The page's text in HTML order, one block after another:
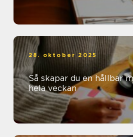
28. oktober 2025
Så skapar du en hållbar
hela veckan